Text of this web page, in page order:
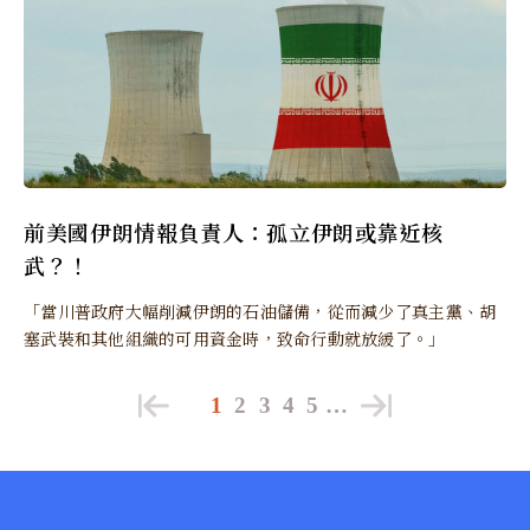
前美國伊朗情報負責人：孤立伊朗或靠近核
武？！
「當川普政府大幅削減伊朗的石油儲備，從而減少了真主黨、胡
塞武裝和其他組織的可用資金時，致命行動就放緩了。」
1 2 3 4 5 …